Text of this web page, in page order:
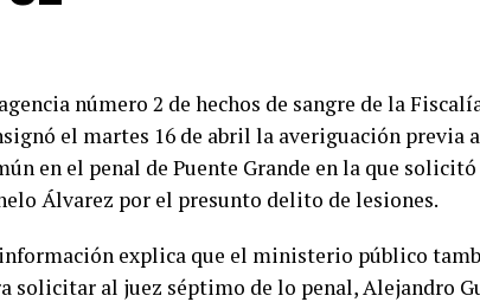
número 2 de hechos de sangre de la
el martes 16 de abril la averiguación previa
en el penal de Puente Grande en la que
Álvarez por el presunto delito de lesiones.
explica que el ministerio público
solicitar al juez séptimo de lo penal, Alejandro